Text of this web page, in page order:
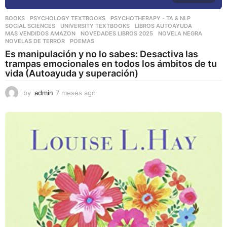
BOOKS ,PSYCHOLOGY TEXTBOOKS ,PSYCHOTHERAPY - TA & NLP
SOCIAL SCIENCES
,UNIVERSITY TEXTBOOKS LIBROS AUTOAYUDA
MAS VENDIDOS AMAZON
,NOVEDADES LIBROS 2025 ,NOVELA NEGRA
NOVELAS DE TERROR
,POEMAS
Es manipulación y no lo sabes: Desactiva las
trampas emocionales en todos los ámbitos de tu
vida (Autoayuda y superación)
by admin 7 meses ago
e
s
a
o